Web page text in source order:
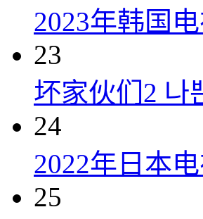
2023年韩国
23
坏家伙们2 나
24
2022年日本
25